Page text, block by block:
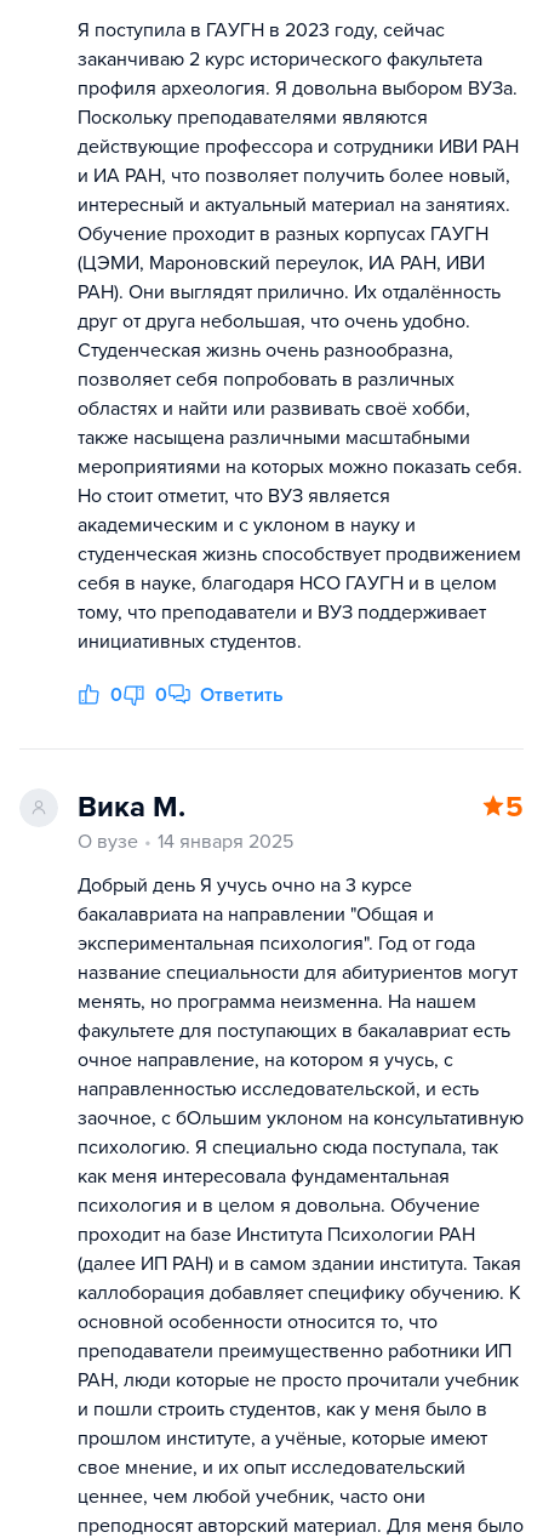
Я поступила в ГАУГН в 2023 году, сейчас
заканчиваю 2 курс исторического факультета
профиля археология. Я довольна выбором ВУЗа.
Поскольку преподавателями являются
действующие профессора и сотрудники ИВИ РАН
и ИА РАН, что позволяет получить более новый,
интересный и актуальный материал на занятиях.
Обучение проходит в разных корпусах ГАУГН
(ЦЭМИ, Мароновский переулок, ИА РАН, ИВИ
РАН). Они выглядят прилично. Их отдалённость
друг от друга небольшая, что очень удобно.
Студенческая жизнь очень разнообразна,
позволяет себя попробовать в различных
областях и найти или развивать своё хобби,
также насыщена различными масштабными
мероприятиями на которых можно показать себя.
Но стоит отметит, что ВУЗ является
академическим и с уклоном в науку и
студенческая жизнь способствует продвижением
себя в науке, благодаря НСО ГАУГН и в целом
тому, что преподаватели и ВУЗ поддерживает
инициативных студентов.
0 0 Ответить
Вика М. 5
О вузе
14 января 2025
Добрый день Я учусь очно на 3 курсе
бакалавриата на направлении "Общая и
экспериментальная психология". Год от года
название специальности для абитуриентов могут
менять, но программа неизменна. На нашем
факультете для поступающих в бакалавриат есть
очное направление, на котором я учусь, с
направленностью исследовательской, и есть
заочное, с бОльшим уклоном на консультативную
психологию. Я специально сюда поступала, так
как меня интересовала фундаментальная
психология и в целом я довольна. Обучение
проходит на базе Института Психологии РАН
(далее ИП РАН) и в самом здании института. Такая
каллоборация добавляет специфику обучению. К
основной особенности относится то, что
преподаватели преимущественно работники ИП
РАН, люди которые не просто прочитали учебник
и пошли строить студентов, как у меня было в
прошлом институте, а учёные, которые имеют
свое мнение, и их опыт исследовательский
ценнее, чем любой учебник, часто они
преподносят авторский материал. Для меня было